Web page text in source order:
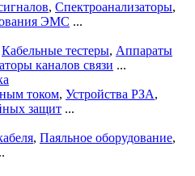
, Спектроанализаторы,
ЭМС ...
Кабельные тестеры, Аппараты
каналов связи ...
током, Устройства РЗА,
защит ...
, Паяльное оборудование,